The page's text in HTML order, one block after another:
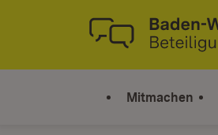
Zum Inhalt springen
Link zur Startseite
Mitmachen